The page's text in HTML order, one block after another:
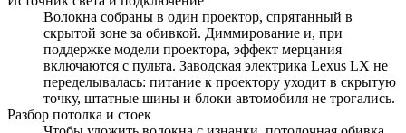
Волокна собраны в один проектор, спрятанный в
скрытой зоне за обивкой. Диммирование и, при
поддержке модели проектора, эффект мерцания
включаются с пульта. Заводская электрика Lexus LX не
переделывалась: питание к проектору уходит в скрытую
точку, штатные шины и блоки автомобиля не трогались.
Разбор потолка и стоек